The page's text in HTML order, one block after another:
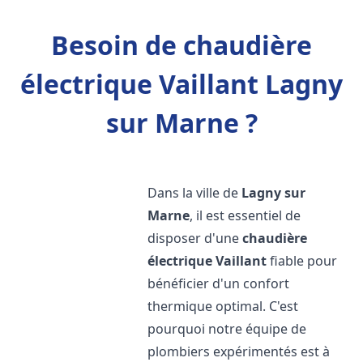
Besoin de chaudière
électrique Vaillant Lagny
sur Marne ?
Dans la ville de Lagny sur
Marne, il est essentiel de
disposer d'unechaudière
électrique Vaillantfiable pour
bénéficier d'un confort
thermique optimal. C'est
pourquoi notre équipe de
plombiers expérimentés est à